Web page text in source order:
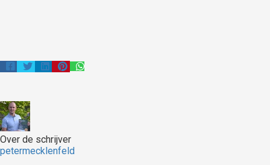
Over de schrijver
petermecklenfeld